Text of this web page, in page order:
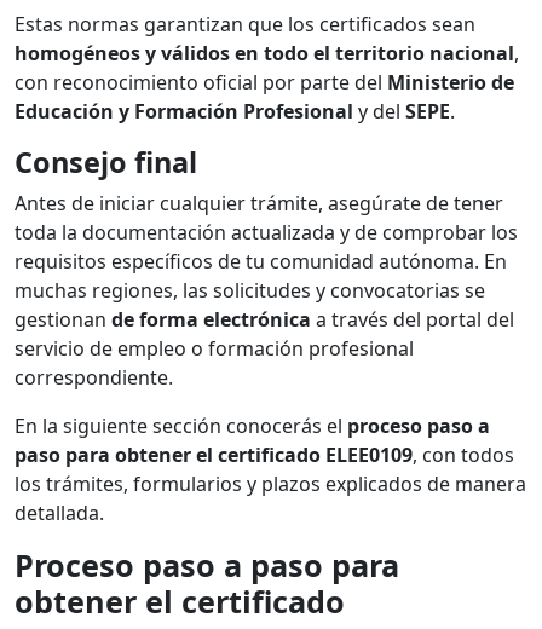
Estas normas garantizan que los certificados sean
homogéneos y válidos en todo el territorio nacional,
con reconocimiento oficial por parte del Ministerio de
Educación y Formación Profesional y del SEPE.
Consejo final
Antes de iniciar cualquier trámite, asegúrate de tener
toda la documentación actualizada y de comprobar los
requisitos específicos de tu comunidad autónoma. En
muchas regiones, las solicitudes y convocatorias se
gestionan de forma electrónica a través del portal del
servicio de empleo o formación profesional
correspondiente.
En la siguiente sección conocerás el proceso paso a
paso para obtener el certificado ELEE0109, con todos
los trámites, formularios y plazos explicados de manera
detallada.
Proceso paso a paso para
obtener el certificado